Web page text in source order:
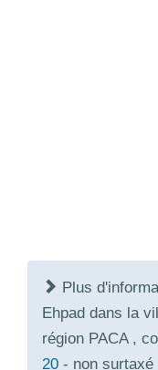
Plus
Ehpad dans la
région PACA ,
20 - non